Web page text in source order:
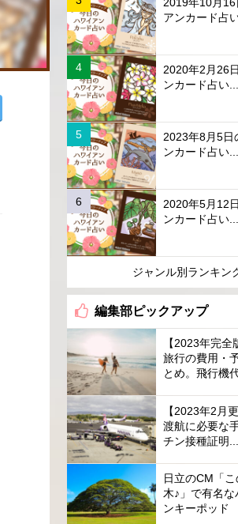
2019年10月16
アンカード占
2020年2月26
ンカード占い...
2023年8月5日
ンカード占い...
2020年5月12
ンカード占い...
ジャンル別ランキン
編集部ピックアップ
【2023年完全
旅行の費用・
とめ。飛行機
【2023年2月
渡航に必要な
チン接種証明...
日立のCM「
木♪」で有名
ンキーポッド